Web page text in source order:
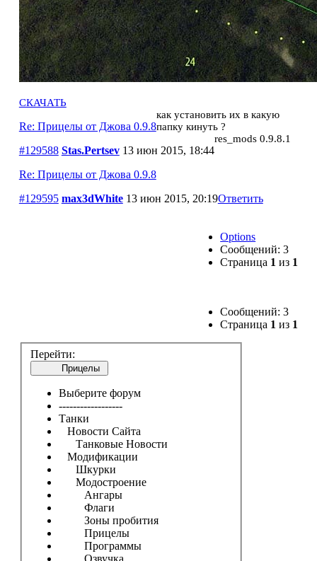
СКАЧАТЬ
Re: Прицелы от Джова 0.9.8
#129588 Stas.Pertsev 13 июн 2015, 18:44
как установить их в какую
папку кинуть ?
Re: Прицелы от Джова 0.9.8
#129595 max3dWhite 13 июн 2015, 20:19
res_mods 0.9.8.1
Ответить
Options
Сообщений: 3
Страница 1 из 1
Сообщений: 3
Страница 1 из 1
Перейти:
Прицелы
Выберите форум
------------------
Танки
Новости Сайта
Танковые Новости
Модификации
Шкурки
Модостроение
Ангары
Флаги
Зоны пробития
Прицелы
Программы
Озвучка